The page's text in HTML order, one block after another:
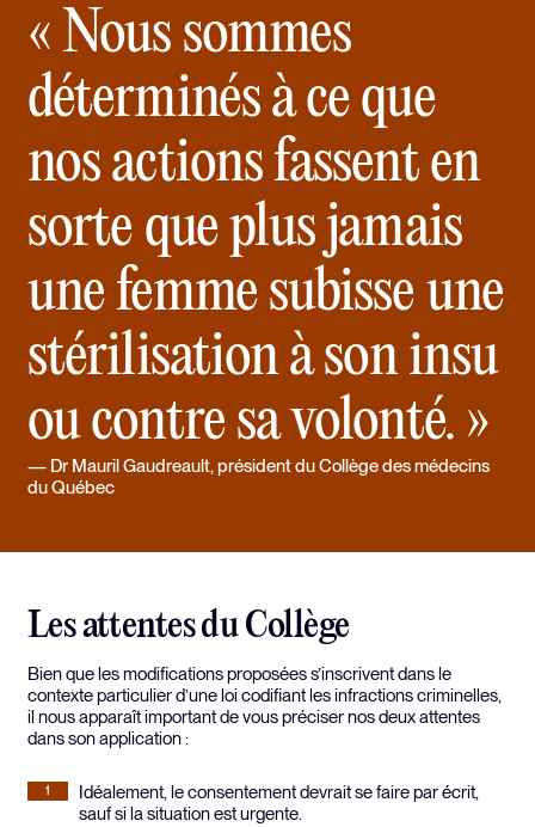
« Nous sommes
déterminés à ce que
nos actions fassent en
sorte que plus jamais
une femme subisse une
stérilisation à son insu
ou contre sa volonté. »
Dr Mauril Gaudreault, président du Collège des médecins
du Québec
Les attentes du Collège
Bien que les modifications proposées s’inscrivent dans le
contexte particulier d’une loi codifiant les infractions criminelles,
il nous apparaît important de vous préciser nos deux attentes
dans son application :
Idéalement, le consentement devrait se faire par écrit,
sauf si la situation est urgente.